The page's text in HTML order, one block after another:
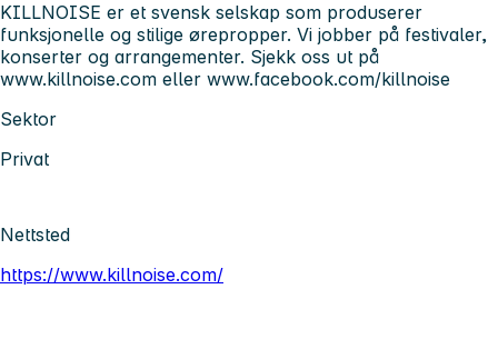
KILLNOISE er et svensk selskap som produserer
funksjonelle og stilige ørepropper. Vi jobber på festivaler,
konserter og arrangementer. Sjekk oss ut på
www.killnoise.com eller www.facebook.com/killnoise
Sektor
Privat
Nettsted
https://www.killnoise.com/